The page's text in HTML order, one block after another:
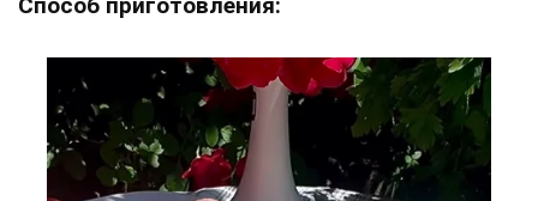
Способ приготовления: